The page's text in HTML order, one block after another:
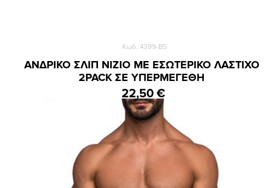
Κωδ.:4399-BS
ΑΝΔΡΙΚΟ ΣΛΙΠ NIZIO ΜΕ ΕΣΩΤΕΡΙΚΟ ΛΑΣΤΙΧΟ
2PACK ΣΕ ΥΠΕΡΜΕΓΕΘΗ
22,50 €